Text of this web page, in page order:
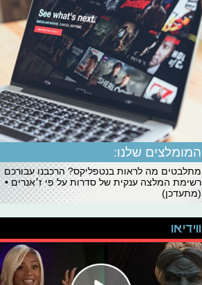
המומלצים שלנו:
מתלבטים מה לראות בנטפליקס? הרכבנו עבורכם
רשימת המלצה ענקית של סדרות על פי ז׳אנרים •
(מתעדכן)
ווידיאו